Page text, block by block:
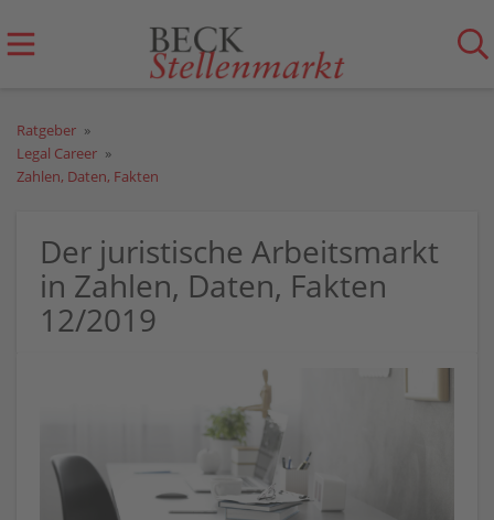
Ratgeber
Legal Career
Zahlen, Daten, Fakten
Der juristische Arbeitsmarkt
in Zahlen, Daten, Fakten
12/2019